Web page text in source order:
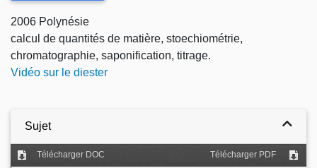
2006 Polynésie
calcul de quantités de matière, stoechiométrie,
chromatographie, saponification, titrage.
Vidéo sur le diester
Sujet